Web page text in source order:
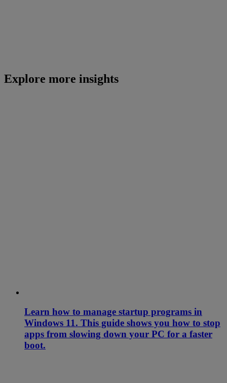
Explore more insights
Learn how to manage startup programs in
Windows 11. This guide shows you how to stop
apps from slowing down your PC for a faster
boot.